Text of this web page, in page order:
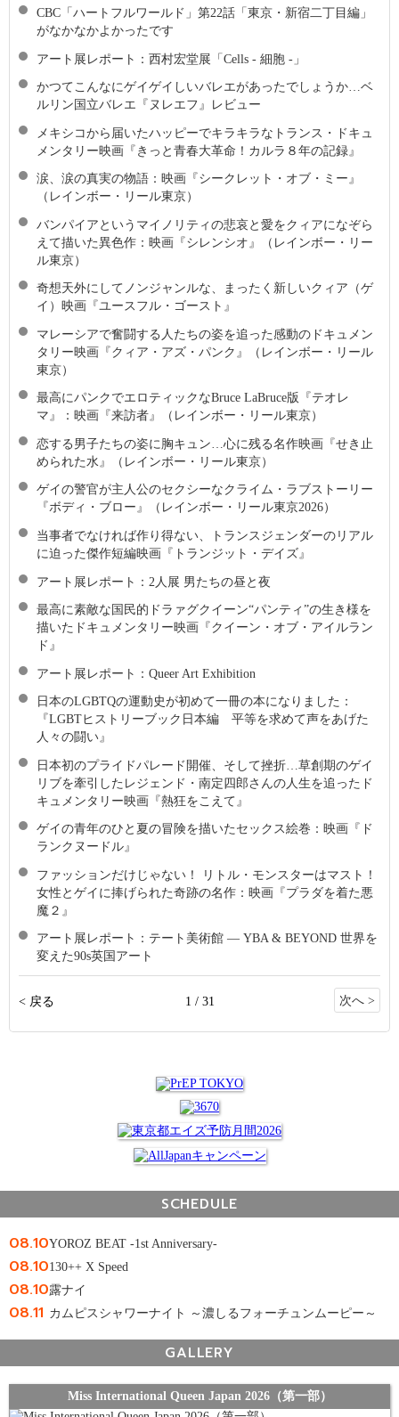
CBC「ハートフルワールド」第22話「東京・新宿二丁目編」
がなかなかよかったです
アート展レポート：西村宏堂展「Cells - 細胞 -」
かつてこんなにゲイゲイしいバレエがあったでしょうか…ベ
ルリン国立バレエ『ヌレエフ』レビュー
メキシコから届いたハッピーでキラキラなトランス・ドキュ
メンタリー映画『きっと青春大革命！カルラ８年の記録』
涙、涙の真実の物語：映画『シークレット・オブ・ミー』
（レインボー・リール東京）
バンパイアというマイノリティの悲哀と愛をクィアになぞら
えて描いた異色作：映画『シレンシオ』（レインボー・リー
ル東京）
奇想天外にしてノンジャンルな、まったく新しいクィア（ゲ
イ）映画『ユースフル・ゴースト』
マレーシアで奮闘する人たちの姿を追った感動のドキュメン
タリー映画『クィア・アズ・パンク』（レインボー・リール
東京）
最高にパンクでエロティックなBruce LaBruce版『テオレ
マ』：映画『来訪者』（レインボー・リール東京）
恋する男子たちの姿に胸キュン…心に残る名作映画『せき止
められた水』（レインボー・リール東京）
ゲイの警官が主人公のセクシーなクライム・ラブストーリー
『ボディ・ブロー』（レインボー・リール東京2026）
当事者でなければ作り得ない、トランスジェンダーのリアル
に迫った傑作短編映画『トランジット・デイズ』
アート展レポート：2人展 男たちの昼と夜
最高に素敵な国⺠的ドラァグクイーン“パンティ”の生き様を
描いたドキュメンタリー映画『クイーン・オブ・アイルラン
ド』
アート展レポート：Queer Art Exhibition
日本のLGBTQの運動史が初めて一冊の本になりました：
『LGBTヒストリーブック日本編 平等を求めて声をあげた
人々の闘い』
日本初のプライドパレード開催、そして挫折…草創期のゲイ
リブを牽引したレジェンド・南定四郎さんの人生を追ったド
キュメンタリー映画『熱狂をこえて』
ゲイの青年のひと夏の冒険を描いたセックス絵巻：映画『ド
ランクヌードル』
ファッションだけじゃない！ リトル・モンスターはマスト！
女性とゲイに捧げられた奇跡の名作：映画『プラダを着た悪
魔２』
アート展レポート：テート美術館 ― YBA & BEYOND 世界を
変えた90s英国アート
< 戻る 1 / 31 次へ >
SCHEDULE
08.10YOROZ BEAT -1st Anniversary-
08.10130++ X Speed
08.10露ナイ
08.11 カムピスシャワーナイト ～濃しるフォーチュンムーピー～
GALLERY
Miss International Queen Japan 2026（第一部）